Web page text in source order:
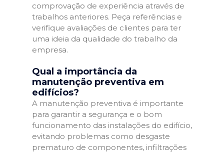
comprovação de experiência através de
trabalhos anteriores. Peça referências e
verifique avaliações de clientes para ter
uma ideia da qualidade do trabalho da
empresa.
Qual a importância da
manutenção preventiva em
edifícios?
A manutenção preventiva é importante
para garantir a segurança e o bom
funcionamento das instalações do edifício,
evitando problemas como desgaste
prematuro de componentes, infiltrações